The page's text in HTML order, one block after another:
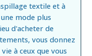
textile et à
mode plus
d'acheter de
vous donnez
à ceux que vous